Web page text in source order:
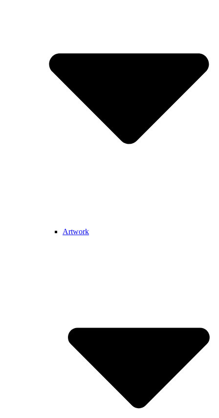
Artwork